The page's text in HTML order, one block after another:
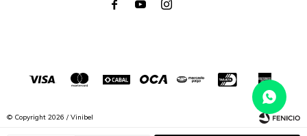
  
© Copyright 2026 / Vinibel